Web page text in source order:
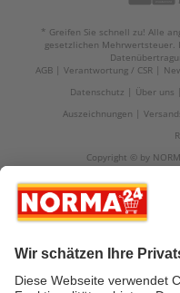
* Greifen Sie schnell zu! Alle
gesetzlichen Mehrwertsteuer.
AGB
Verantwortung / CSR
Datenschutz
Über uns
Auszeichnungen
Copyright © by